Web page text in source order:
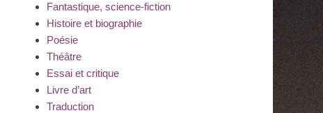
Fantastique, science-fiction
Histoire et biographie
Poésie
Théâtre
Essai et critique
Livre d’art
Traduction